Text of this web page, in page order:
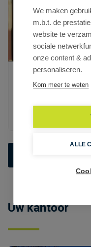
makelaar
Uw kantoor
We maken
m.b.t. de
website te
sociale
onze content &
personaliseren.
Kom meer te weten
ALLE